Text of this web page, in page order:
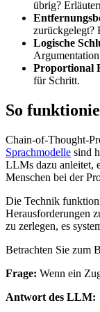
übrig?
zurückgelegt?
Logische
Proportional
für Schritt.
So
Chain-of-Thought-
Sprachmodelle sind
LLMs dazu anleitet,
Menschen bei der
Die Technik
Herausforderungen
zu zerlegen, es
Betrachten Sie zum
Frage: Wenn ein
Antwort des LLM: